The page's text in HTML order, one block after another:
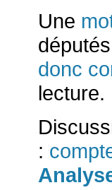
Une
donc
lecture.
: